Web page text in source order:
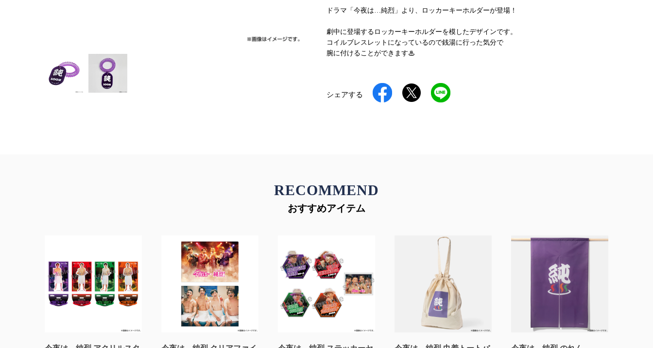
ドラマ「今夜は…純烈」より、ロッカーキーホルダーが登場！
劇中に登場するロッカーキーホルダーを模したデザインです。
コイルブレスレットになっているので銭湯に行った気分で
腕に付けることができます♨
シェアする
RECOMMEND
おすすめアイテム